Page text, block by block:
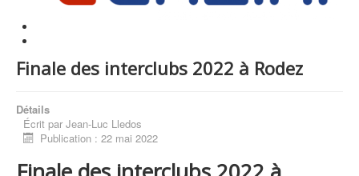
Finale des interclubs 2022 à Rodez
Détails
Écrit par Jean-Luc Lledos
Publication : 22 mai 2022